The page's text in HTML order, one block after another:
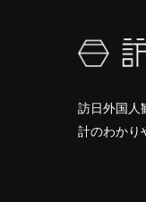
訪日外国人
計のわかり